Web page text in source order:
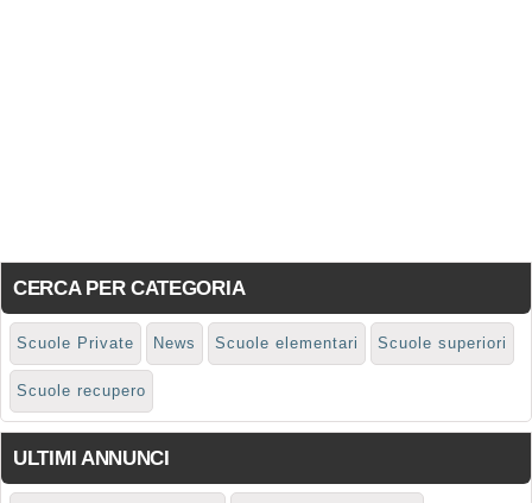
CERCA PER CATEGORIA
Scuole Private News Scuole elementari Scuole superiori
Scuole recupero
ULTIMI ANNUNCI